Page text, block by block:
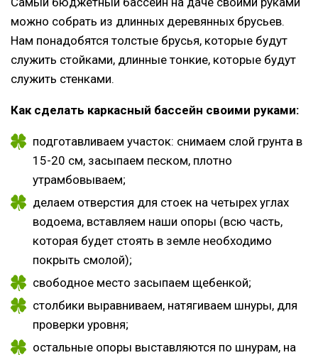
можно собрать из длинных деревянных брусьев.
Нам понадобятся толстые брусья, которые будут
служить стойками, длинные тонкие, которые будут
служить стенками.
Как сделать каркасный бассейн своими руками:
подготавливаем участок: снимаем слой грунта в
15-20 см, засыпаем песком, плотно
утрамбовываем;
делаем отверстия для стоек на четырех углах
водоема, вставляем наши опоры (всю часть,
которая будет стоять в земле необходимо
покрыть смолой);
свободное место засыпаем щебенкой;
столбики выравниваем, натягиваем шнуры, для
проверки уровня;
остальные опоры выставляются по шнурам, на